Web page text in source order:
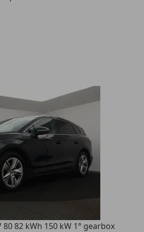
80 82 kWh 150 kW 1° gearbox